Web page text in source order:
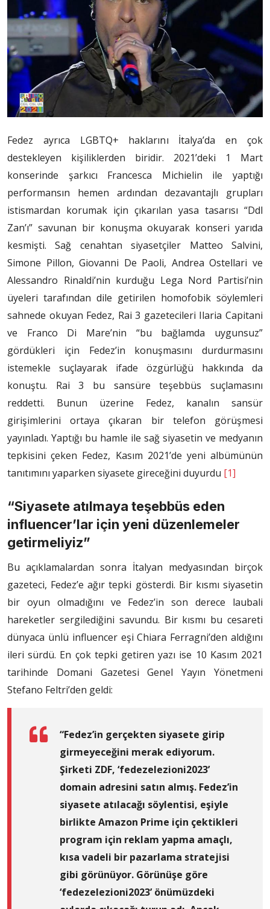
Fedez ayrıca LGBTQ+ haklarını İtalya’da en çok
destekleyen kişiliklerden biridir. 2021’deki 1 Mart
konserinde şarkıcı Francesca Michielin ile yaptığı
performansın hemen ardından dezavantajlı grupları
istismardan korumak için çıkarılan yasa tasarısı “Ddl
Zan’ı” savunan bir konuşma okuyarak konseri yarıda
kesmişti. Sağ cenahtan siyasetçiler Matteo Salvini,
Simone Pillon, Giovanni De Paoli, Andrea Ostellari ve
Alessandro Rinaldi’nin kurduğu Lega Nord Partisi’nin
üyeleri tarafından dile getirilen homofobik söylemleri
sahnede okuyan Fedez, Rai 3 gazetecileri Ilaria Capitani
ve Franco Di Mare’nin “bu bağlamda uygunsuz”
gördükleri için Fedez’in konuşmasını durdurmasını
istemekle suçlayarak ifade özgürlüğü hakkında da
konuştu. Rai 3 bu sansüre teşebbüs suçlamasını
reddetti. Bunun üzerine Fedez, kanalın sansür
girişimlerini ortaya çıkaran bir telefon görüşmesi
yayınladı. Yaptığı bu hamle ile sağ siyasetin ve medyanın
tepkisini çeken Fedez, Kasım 2021’de yeni albümünün
tanıtımını yaparken siyasete gireceğini duyurdu [1]
“Siyasete atılmaya teşebbüs eden
influencer’lar için yeni düzenlemeler
getirmeliyiz”
Bu açıklamalardan sonra İtalyan medyasından birçok
gazeteci, Fedez’e ağır tepki gösterdi. Bir kısmı siyasetin
bir oyun olmadığını ve Fedez’in son derece laubali
hareketler sergilediğini savundu. Bir kısmı bu cesareti
dünyaca ünlü influencer eşi Chiara Ferragni’den aldığını
ileri sürdü. En çok tepki getiren yazı ise 10 Kasım 2021
tarihinde Domani Gazetesi Genel Yayın Yönetmeni
Stefano Feltri’den geldi:
“Fedez’in gerçekten siyasete girip
girmeyeceğini merak ediyorum.
Şirketi ZDF, ‘fedezelezioni2023’
domain adresini satın almış. Fedez’in
siyasete atılacağı söylentisi, eşiyle
birlikte Amazon Prime için çektikleri
program için reklam yapma amaçlı,
kısa vadeli bir pazarlama stratejisi
gibi görünüyor. Görünüşe göre
‘fedezelezioni2023’ önümüzdeki